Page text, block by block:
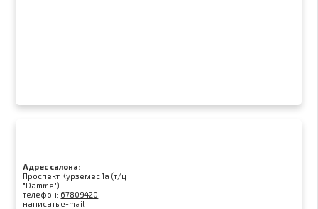
Адрес салона:
Проспект Курземес 1а (т/ц
"Damme")
телефон: 67809420
написать e-mail